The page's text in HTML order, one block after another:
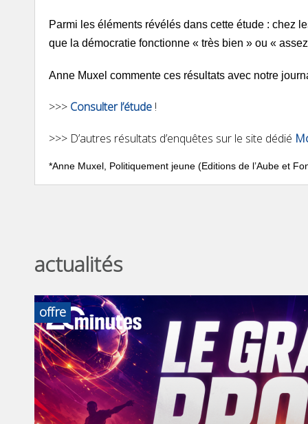
Parmi les éléments révélés dans cette étude : chez
que la démocratie fonctionne « très bien » ou «
Anne Muxel commente ces résultats avec notre
>>> Consulter l’étude !
>>> D’autres résultats d’enquêtes sur le site dédié
*Anne Muxel, Politiquement jeune (Editions de l’Aube et
actualités
offre